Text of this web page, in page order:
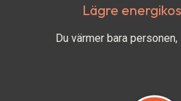
Lägre
Du värmer bara